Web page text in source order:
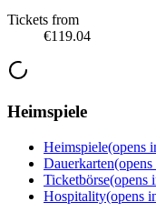
Tickets from
€119.04
Heimspiele
Heimspiele(opens
Dauerkarten
Ticketbörse(opens
Hospitality(opens